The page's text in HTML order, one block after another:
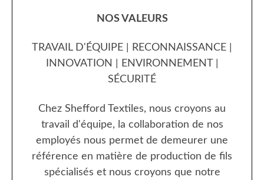
NOS VALEURS
TRAVAIL D'ÉQUIPE | RECONNAISSANCE |
INNOVATION | ENVIRONNEMENT |
SÉCURITÉ
Chez Shefford Textiles, nous croyons au
travail d'équipe, la collaboration de nos
employés nous permet de demeurer une
référence en matière de production de fils
spécialisés et nous croyons que notre